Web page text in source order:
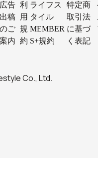
広告
出稿
のご
案内
利
用
規
約
ライフス
タイル
MEMBER
S+規約
特定商
取引法
に基づ
く表記
Co., Ltd.